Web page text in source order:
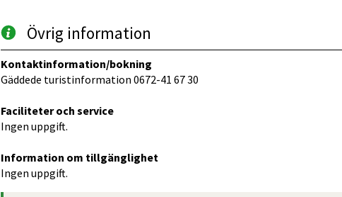
Övrig information
Kontaktinformation/bokning
Gäddede turistinformation 0672-41 67 30
Faciliteter och service
Ingen uppgift.
Information om tillgänglighet
Ingen uppgift.